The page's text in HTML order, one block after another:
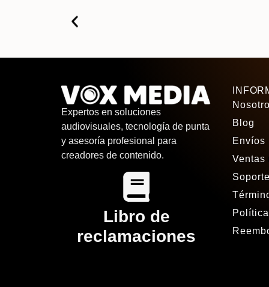
Expertos en soluciones
audiovisuales, tecnología de punta
y asesoría profesional para
creadores de contenido.
Libro de
reclamaciones
Blog
Envíos
Ventas